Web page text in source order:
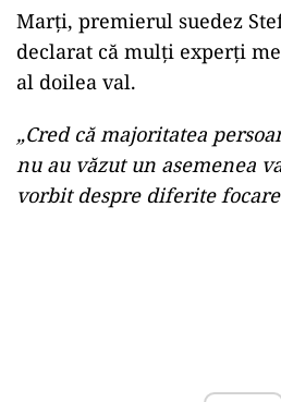
Marți, premierul suedez
declarat că mulți experți
al doilea val.
„Cred că majoritatea
nu au văzut un asemenea
vorbit despre diferite